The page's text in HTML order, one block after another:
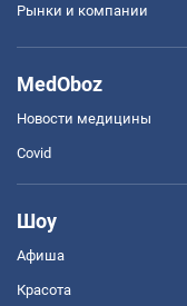
Рынки и компании
MedOboz
Новости медицины
Covid
Шоу
Афиша
Красота